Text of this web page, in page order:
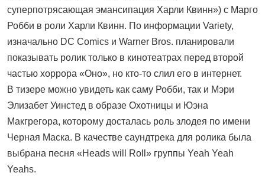
суперпотрясающая эмансипация Харли Квинн») с Марго
Робби в роли Харли Квинн. По информации Variety,
изначально DC Comics и Warner Bros. планировали
показывать ролик только в кинотеатрах перед второй
частью хоррора «Оно», но кто-то слил его в интернет.
В тизере можно увидеть как саму Робби, так и Мэри
Элизабет Уинстед в образе Охотницы и Юэна
Макгрегора, которому досталась роль злодея по имени
Черная Маска. В качестве саундтрека для ролика была
выбрана песня «Heads will Roll» группы Yeah Yeah
Yeahs.